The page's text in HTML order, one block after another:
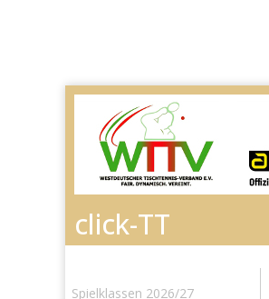
Spielklassen 2026/27